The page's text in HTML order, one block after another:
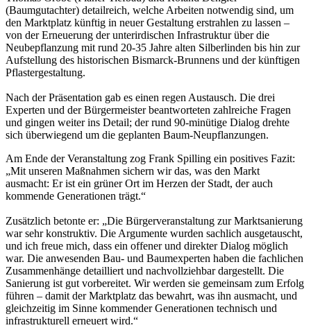
(Baumgutachter) detailreich, welche Arbeiten notwendig sind, um
den Marktplatz künftig in neuer Gestaltung erstrahlen zu lassen –
von der Erneuerung der unterirdischen Infrastruktur über die
Neubepflanzung mit rund 20-35 Jahre alten Silberlinden bis hin zur
Aufstellung des historischen Bismarck-Brunnens und der künftigen
Pflastergestaltung.
Nach der Präsentation gab es einen regen Austausch. Die drei
Experten und der Bürgermeister beantworteten zahlreiche Fragen
und gingen weiter ins Detail; der rund 90-minütige Dialog drehte
sich überwiegend um die geplanten Baum-Neupflanzungen.
Am Ende der Veranstaltung zog Frank Spilling ein positives Fazit:
„Mit unseren Maßnahmen sichern wir das, was den Markt
ausmacht: Er ist ein grüner Ort im Herzen der Stadt, der auch
kommende Generationen trägt.“
Zusätzlich betonte er: „Die Bürgerveranstaltung zur Marktsanierung
war sehr konstruktiv. Die Argumente wurden sachlich ausgetauscht,
und ich freue mich, dass ein offener und direkter Dialog möglich
war. Die anwesenden Bau- und Baumexperten haben die fachlichen
Zusammenhänge detailliert und nachvollziehbar dargestellt. Die
Sanierung ist gut vorbereitet. Wir werden sie gemeinsam zum Erfolg
führen – damit der Marktplatz das bewahrt, was ihn ausmacht, und
gleichzeitig im Sinne kommender Generationen technisch und
infrastrukturell erneuert wird.“